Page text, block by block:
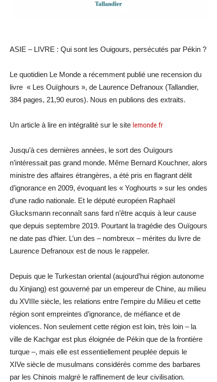
ASIE – LIVRE : Qui sont les Ouigours, persécutés par Pékin ?
Le quotidien Le Monde a récemment publié une recension du
livre « Les Ouïghours », de Laurence Defranoux (Tallandier,
384 pages, 21,90 euros). Nous en publions des extraits.
Un article à lire en intégralité sur le site lemonde.fr
Jusqu’à ces dernières années, le sort des Ouïgours
n’intéressait pas grand monde. Même Bernard Kouchner, alors
ministre des affaires étrangères, a été pris en flagrant délit
d’ignorance en 2009, évoquant les « Yoghourts » sur les ondes
d’une radio nationale. Et le député européen Raphaël
Glucksmann reconnaît sans fard n’être acquis à leur cause
que depuis septembre 2019. Pourtant la tragédie des Ouïgours
ne date pas d’hier. L’un des – nombreux – mérites du livre de
Laurence Defranoux est de nous le rappeler.
Depuis que le Turkestan oriental (aujourd’hui région autonome
du Xinjiang) est gouverné par un empereur de Chine, au milieu
du XVIIIe siècle, les relations entre l’empire du Milieu et cette
région sont empreintes d’ignorance, de méfiance et de
violences. Non seulement cette région est loin, très loin – la
ville de Kachgar est plus éloignée de Pékin que de la frontière
turque –, mais elle est essentiellement peuplée depuis le
XIVe siècle de musulmans considérés comme des barbares
par les Chinois malgré le raffinement de leur civilisation.